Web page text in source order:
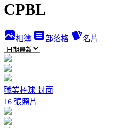
CPBL
相簿 部落格 名片
職業棒球 封面
16 張照片